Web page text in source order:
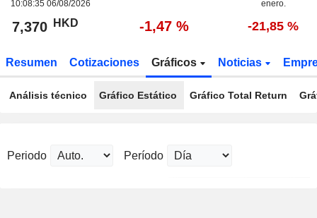
10:08:35 06/08/2026
enero.
7,370 HKD -1,47 % -21,85 %
Resumen Cotizaciones Gráficos Noticias
Análisis técnico Gráfico Estático Gráfico Total Return
Periodo Período